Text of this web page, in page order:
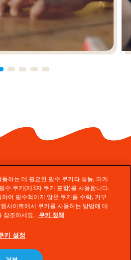
하는 데 필요한 필수 쿠키와 성능, 마케
수 쿠키(제3자 쿠키 포함)를 사용합니다.
여 필수적이지 않은 쿠키를 수락, 거부
사이트에서 쿠키를 사용하는 방법에 대
참조하세요. 쿠키 정책
키 설정